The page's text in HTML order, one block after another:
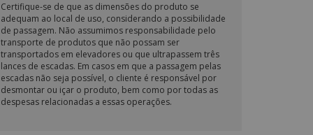
Certifique-se de que as dimensões do produto se
adequam ao local de uso, considerando a possibilidade
de passagem. Não assumimos responsabilidade pelo
transporte de produtos que não possam ser
transportados em elevadores ou que ultrapassem três
lances de escadas. Em casos em que a passagem pelas
escadas não seja possível, o cliente é responsável por
desmontar ou içar o produto, bem como por todas as
despesas relacionadas a essas operações.